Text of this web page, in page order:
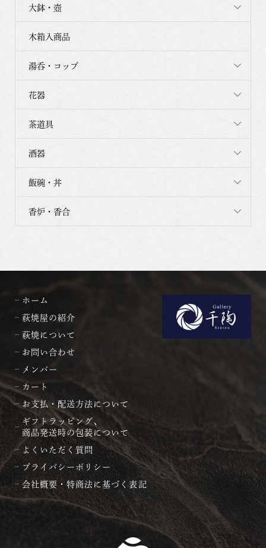
大鉢・壺
木箱入商品
湯呑・コップ
花器
茶道具
酒器
飯碗・丼
香炉・香合
ホーム
萩焼屋の紹介
萩焼について
お問い合わせ
メンバー
カート
お支払・配送方法について
ギフトラッピング、
商品発送時の包装について
よくいただく質問
プライバシーポリシー
会社概要・特商法に基づく表記